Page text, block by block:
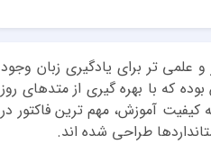
علمی تر برای یادگیری زبان وجود
این بوده که با بهره گیری از متدهای روز
کیفیت آموزش، مهم ترین فاکتور در
طراحی شده اند.